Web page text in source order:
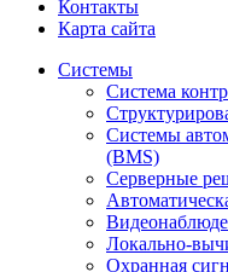
Контакты
Карта сайта
Системы
Система
Системы
(BMS)
Серверные
Локально-
Охранная